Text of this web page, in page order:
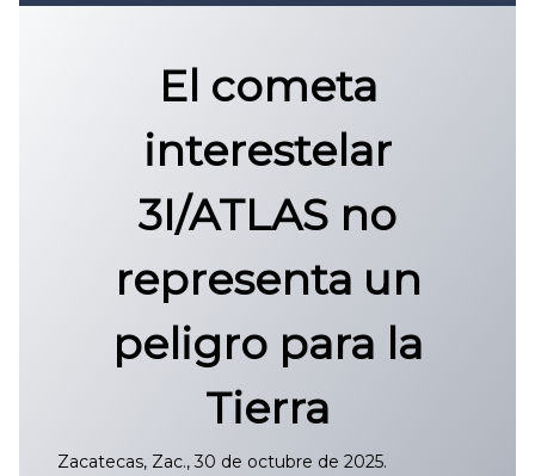
CONVOCATORIA DE INGRESO UAZ
El cometa
interestelar
3I/ATLAS no
representa un
peligro para la
Tierra
Zacatecas, Zac., 30 de octubre de 2025.